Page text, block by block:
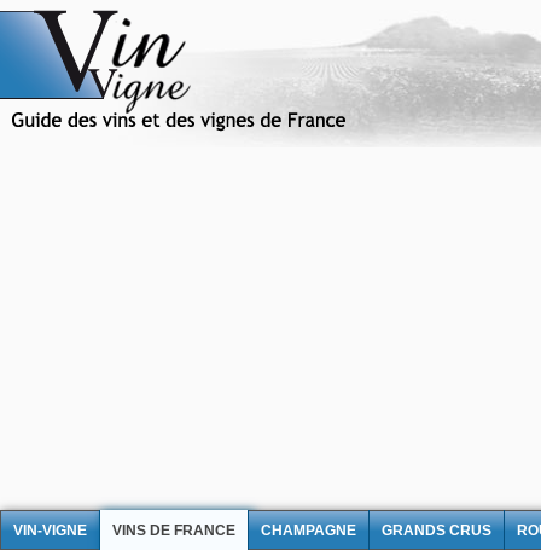
VIN-VIGNE VINS DE FRANCE CHAMPAGNE GRANDS CRUS